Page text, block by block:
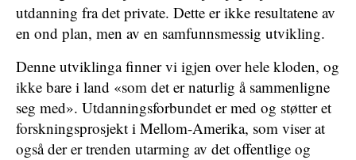
utdanning fra det private. Dette er ikke resultatene av
en ond plan, men av en samfunnsmessig utvikling.
Denne utviklinga finner vi igjen over hele kloden, og
ikke bare i land «som det er naturlig å sammenligne
seg med». Utdanningsforbundet er med og støtter et
forskningsprosjekt i Mellom-Amerika, som viser at
også der er trenden utarming av det offentlige og